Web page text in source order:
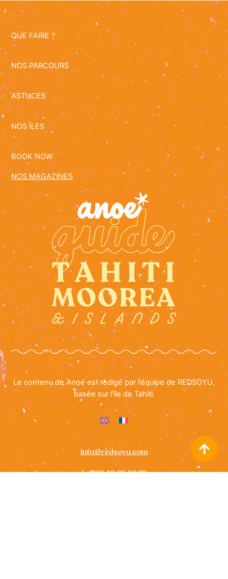
QUE FAIRE ?
NOS PARCOURS
ASTUCES
NOS ÎLES
BOOK NOW
NOS MAGAZINES
Le contenu de Anoe est rédigé par l’équipe de REDSOYU,
basée sur l’île de Tahiti.
info@redsoyu.com
(+689) 40 85 60 72